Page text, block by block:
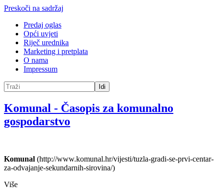
Preskoči na sadržaj
Predaj oglas
Opći uvjeti
Riječ urednika
Marketing i pretplata
O nama
Impressum
Idi
Komunal - Časopis za komunalno
gospodarstvo
Komunal (http://www.komunal.hr/vijesti/tuzla-gradi-se-prvi-centar-
za-odvajanje-sekundarnih-sirovina/)
Više